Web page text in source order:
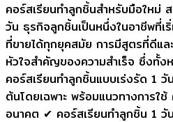
คอร์สเรียนทำลูกชิ้นสำหรับมือใหม่
วัน ธุรกิจลูกชิ้นเป็นหนึ่งในอาชีพที่เ
ที่ขายได้ทุกยุคสมัย การมีสูตรที่ดีแ
หัวใจสำคัญของความสำเร็จ ซึ่งทั้ง
คอร์สเรียนทำลูกชิ้นแบบเร่งรัด 1
ต้นโดยเฉพาะ พร้อมแนวทางการใ
อนาคต ✔ คอร์สเรียนทำลูกชิ้น 1 วั